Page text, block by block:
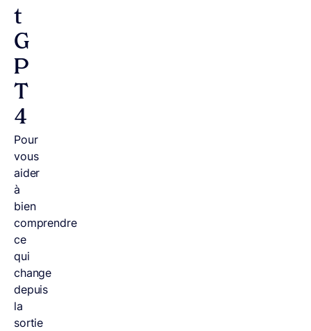
t
G
P
T
4
Pour
vous
aider
à
bien
comprendre
ce
qui
change
depuis
la
sortie